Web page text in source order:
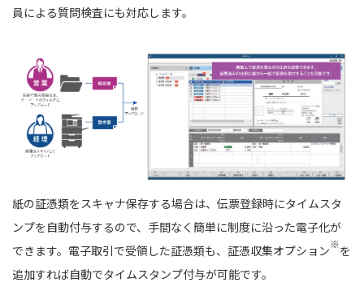
員による質問検査にも対応します。
紙の証憑類をスキャナ保存する場合は、伝票登録時にタイムスタ
ンプを自動付与するので、手間なく簡単に制度に沿った電子化が
できます。電子取引で受領した証憑類も、証憑収集オプション※を
追加すれば自動でタイムスタンプ付与が可能です。